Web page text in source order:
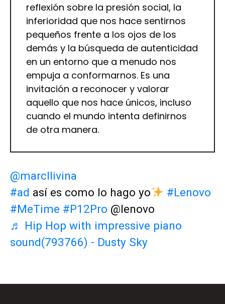
reflexión sobre la presión social, la
inferioridad que nos hace sentirnos
pequeños frente a los ojos de los
demás y la búsqueda de autenticidad
en un entorno que a menudo nos
empuja a conformarnos. Es una
invitación a reconocer y valorar
aquello que nos hace únicos, incluso
cuando el mundo intenta definirnos
de otra manera.
@marcllivina
#ad así es como lo hago yo
#Lenovo
#MeTime #P12Pro @lenovo
♬ Hip Hop with impressive piano
sound(793766) - Dusty Sky